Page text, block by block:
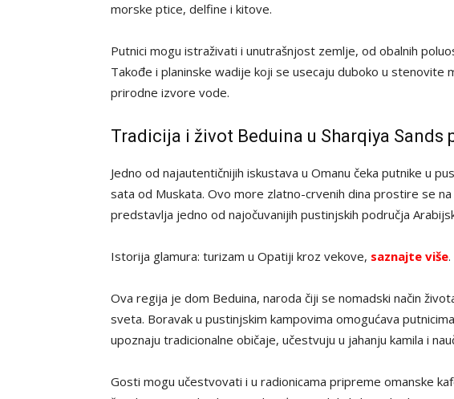
morske ptice, delfine i kitove.
Putnici mogu istraživati i unutrašnjost zemlje, od obalnih
Takođe i planinske wadije koji se usecaju duboko u stenovite
prirodne izvore vode.
Tradicija i život Beduina u Sharqiya Sands
Jedno od najautentičnijih iskustava u Omanu čeka putnike u
sata od Muskata. Ovo more zlatno-crvenih dina prostire se
predstavlja jedno od najočuvanijih pustinjskih područja
Istorija glamura: turizam u Opatiji kroz vekove, saznajte više.
Ova regija je dom Beduina, naroda čiji se nomadski način
sveta. Boravak u pustinjskim kampovima omogućava
upoznaju tradicionalne običaje, učestvuju u jahanju kamila i
Gosti mogu učestvovati i u radionicama pripreme omanske